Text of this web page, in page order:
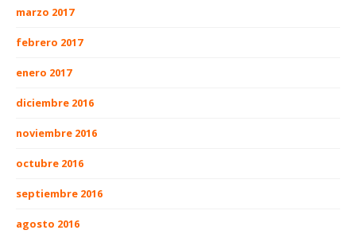
marzo 2017
febrero 2017
enero 2017
diciembre 2016
noviembre 2016
octubre 2016
septiembre 2016
agosto 2016